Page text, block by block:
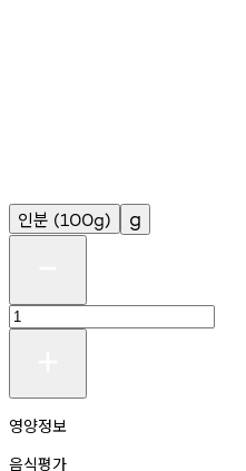
인분 (100g) g
영양정보
음식평가